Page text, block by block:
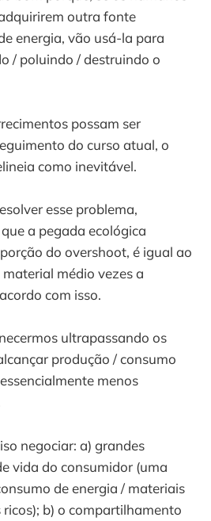
outra fonte
energia, vão usá-la para
/ poluindo / destruindo o
possam ser
do curso atual, o
como inevitável.
esse problema,
a pegada ecológica
do overshoot, é igual ao
médio vezes a
com isso.
ultrapassando os
produção / consumo
menos
negociar: a) grandes
vida do consumidor (uma
de energia / materiais
b) o compartilhamento